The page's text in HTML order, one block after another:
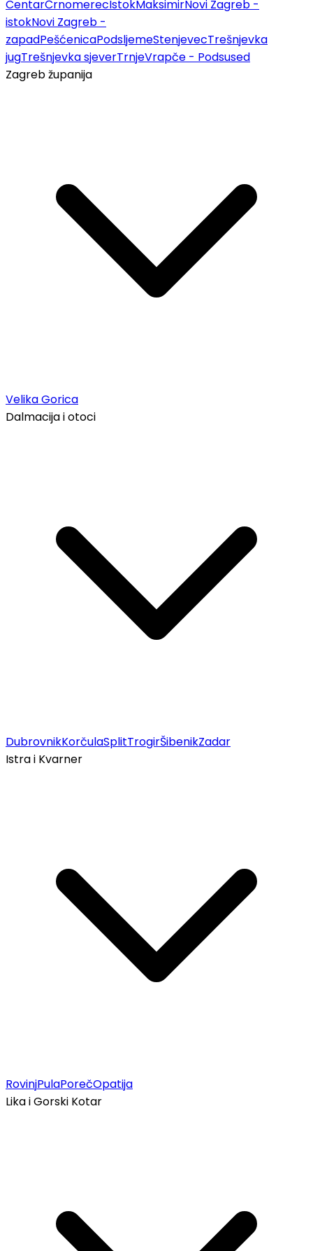
CentarČrnomerecIstokMaksimirNovi Zagreb -
istokNovi Zagreb -
zapadPešćenicaPodsljemeStenjevecTrešnjevka
jugTrešnjevka sjeverTrnjeVrapče - Podsused
Zagreb županija
Velika Gorica
Dalmacija i otoci
DubrovnikKorčulaSplitTrogirŠibenikZadar
Istra i Kvarner
RovinjPulaPorečOpatija
Lika i Gorski Kotar